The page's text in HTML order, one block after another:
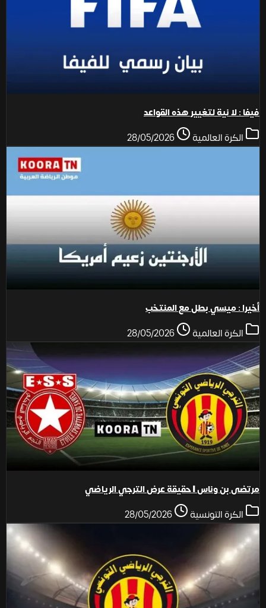
فيفا : لا نية لتغيير هذه القواعد
الكرة العالمية
أخيرا : ميسي بطل مع المنتخب
الكرة العالمية
مرتضى بن وناس | حقيقة عرض الترجي الرياضي
الكرة التونسية